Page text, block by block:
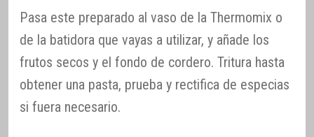
Pasa este preparado al vaso de la Thermomix o
de la batidora que vayas a utilizar, y añade los
frutos secos y el fondo de cordero. Tritura hasta
obtener una pasta, prueba y rectifica de especias
si fuera necesario.